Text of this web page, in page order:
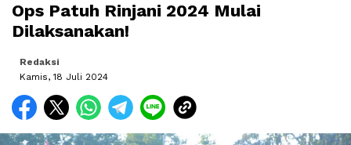
Ops Patuh Rinjani 2024 Mulai
Dilaksanakan!
Redaksi
Kamis, 18 Juli 2024